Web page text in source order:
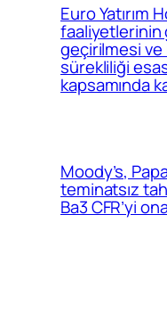
Euro Yatırım
faaliyetlerinin
geçirilmesi
sürekliliği
kapsamında
Moody’s,
teminatsız
Ba3 CFR’yi